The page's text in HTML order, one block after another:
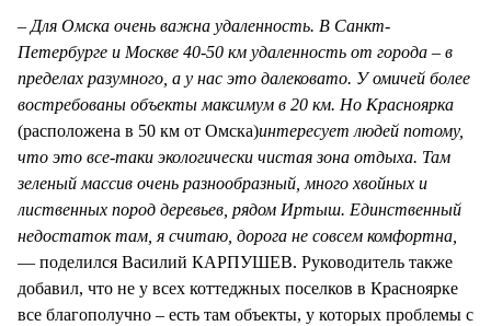
– Для Омска очень важна удаленность. В Санкт-
Петербурге и Москве 40-50 км удаленность от города – в
пределах разумного, а у нас это далековато. У омичей более
востребованы объекты максимум в 20 км. Но Красноярка
(расположена в 50 км от Омска)интересует людей потому,
что это все-таки экологически чистая зона отдыха. Там
зеленый массив очень разнообразный, много хвойных и
лиственных пород деревьев, рядом Иртыш. Единственный
недостаток там, я считаю, дорога не совсем комфортна,
— поделился Василий КАРПУШЕВ. Руководитель также
добавил, что не у всех коттеджных поселков в Красноярке
все благополучно – есть там объекты, у которых проблемы с